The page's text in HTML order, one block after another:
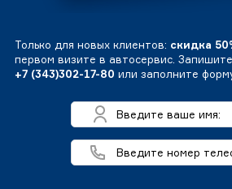
Только для новых клиентов: скидка
первом визите в автосервис.
+7 (343)302-17-80 или заполните